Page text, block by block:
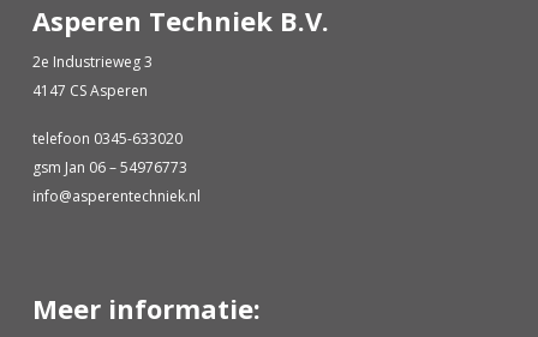
Asperen Techniek B.V.
2e Industrieweg 3
4147 CS Asperen
telefoon 0345-633020
gsm Jan 06 – 54976773
info@asperentechniek.nl
Meer informatie: